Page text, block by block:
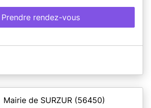
Prendre rendez-vous
Mairie de SURZUR (56450)